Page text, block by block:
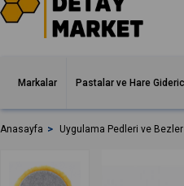
Markalar Pastalar ve Hare
Anasayfa Uygulama Pedleri ve Bezler